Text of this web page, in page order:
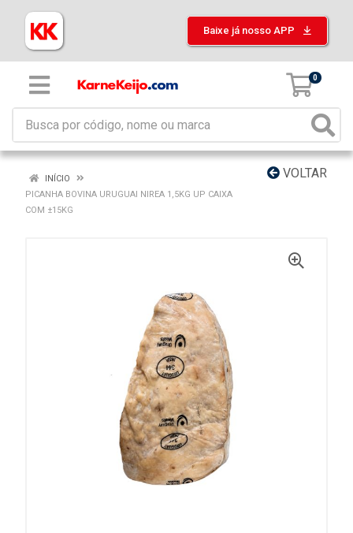
Baixe já nosso APP
0
VOLTAR
INÍCIO
PICANHA BOVINA URUGUAI NIREA 1,5KG UP CAIXA
COM ±15KG